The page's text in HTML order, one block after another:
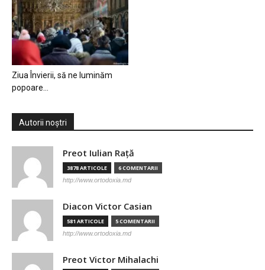
Ziua Învierii, să ne luminăm
popoare…
Autorii noștri
Preot Iulian Raţă
3878 ARTICOLE 6 COMENTARII
http://www.ortodoxia.md
Diacon Victor Casian
581 ARTICOLE 5 COMENTARII
http://www.ortodoxia.md
Preot Victor Mihalachi